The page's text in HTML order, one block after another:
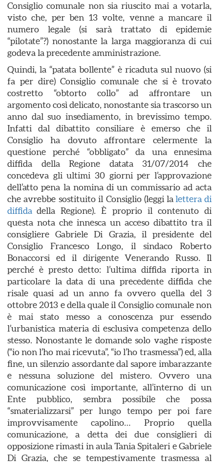
Consiglio comunale non sia riuscito mai a votarla,
visto che, per ben 13 volte, venne a mancare il
numero legale (si sarà trattato di epidemie
“pilotate”?) nonostante la larga maggioranza di cui
godeva la precedente amministrazione.
Quindi, la “patata bollente” è ricaduta sul nuovo (si
fa per dire) Consiglio comunale che si è trovato
costretto “obtorto collo” ad affrontare un
argomento così delicato, nonostante sia trascorso un
anno dal suo insediamento, in brevissimo tempo.
Infatti dal dibattito consiliare è emerso che il
Consiglio ha dovuto affrontare celermente la
questione perché “obbligato” da una ennesima
diffida della Regione datata 31/07/2014 che
concedeva gli ultimi 30 giorni per l’approvazione
dell’atto pena la nomina di un commissario ad acta
che avrebbe sostituito il Consiglio (leggi la lettera di
diffida della Regione). È proprio il contenuto di
questa nota che innesca un acceso dibattito tra il
consigliere Gabriele Di Grazia, il presidente del
Consiglio Francesco Longo, il sindaco Roberto
Bonaccorsi ed il dirigente Venerando Russo. Il
perché è presto detto: l’ultima diffida riporta in
particolare la data di una precedente diffida che
risale quasi ad un anno fa ovvero quella del 3
ottobre 2013 e della quale il Consiglio comunale non
è mai stato messo a conoscenza pur essendo
l’urbanistica materia di esclusiva competenza dello
stesso. Nonostante le domande solo vaghe risposte
(“io non l’ho mai ricevuta”, “io l’ho trasmessa”) ed, alla
fine, un silenzio assordante dal sapore imbarazzante
e nessuna soluzione del mistero. Ovvero una
comunicazione così importante, all’interno di un
Ente pubblico, sembra possibile che possa
“smaterializzarsi” per lungo tempo per poi fare
improvvisamente capolino… Proprio quella
comunicazione, a detta dei due consiglieri di
opposizione rimasti in aula Tania Spitaleri e Gabriele
Di Grazia, che se tempestivamente trasmessa al